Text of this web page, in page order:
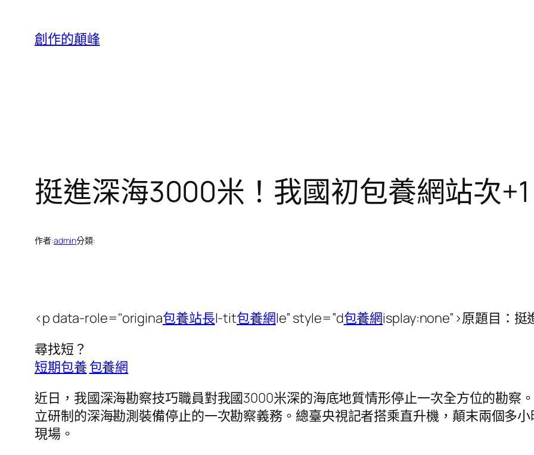
創作的顛峰
挺進深海3000米！我國初包養網站次
作者:admin分類:
<p data-role="origina包養站長l-tit包養網le” style=”d包養網isplay:none”>原題目：
尋找短？
短期包養 包養網
近日，我國深海勘察技巧職員對我國3000米深的海底地質情形停止一次全方位的勘察
立研制的深海勘測裝備停止的一次勘察義務。總臺央視記者搭乘直升機，顛末兩個多
現場。